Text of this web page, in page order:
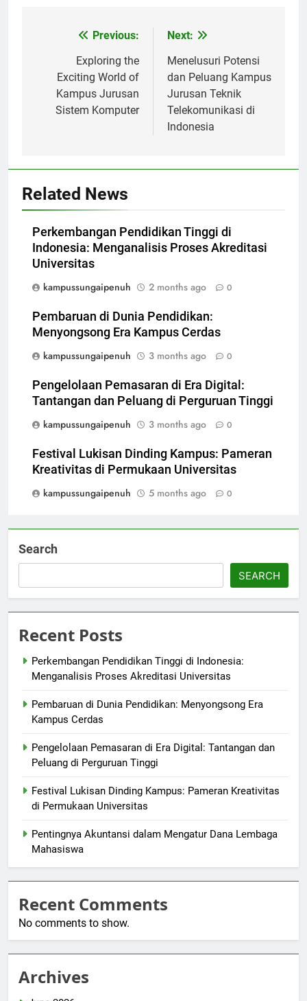
navigation
Previous:
Exploring the
Exciting World of
Kampus Jurusan
Sistem Komputer
Next:
Menelusuri Potensi
dan Peluang Kampus
Jurusan Teknik
Telekomunikasi di
Indonesia
Related News
Perkembangan Pendidikan Tinggi di
Indonesia: Menganalisis Proses Akreditasi
Universitas
kampussungaipenuh
2 months ago 0
Pembaruan di Dunia Pendidikan:
Menyongsong Era Kampus Cerdas
kampussungaipenuh
3 months ago 0
Pengelolaan Pemasaran di Era Digital:
Tantangan dan Peluang di Perguruan Tinggi
kampussungaipenuh
3 months ago 0
Festival Lukisan Dinding Kampus: Pameran
Kreativitas di Permukaan Universitas
kampussungaipenuh
5 months ago 0
Search
SEARCH
Recent Posts
Perkembangan Pendidikan Tinggi di Indonesia:
Menganalisis Proses Akreditasi Universitas
Pembaruan di Dunia Pendidikan: Menyongsong Era
Kampus Cerdas
Pengelolaan Pemasaran di Era Digital: Tantangan dan
Peluang di Perguruan Tinggi
Festival Lukisan Dinding Kampus: Pameran Kreativitas
di Permukaan Universitas
Pentingnya Akuntansi dalam Mengatur Dana Lembaga
Mahasiswa
Recent Comments
No comments to show.
Archives